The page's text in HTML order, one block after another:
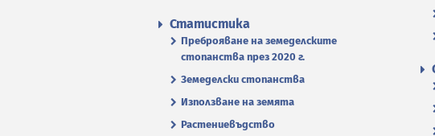
Статистика
Преброяване на земеделските
стопанства през 2020 г.
Земеделски стопанства
Използване на земята
Растениевъдство